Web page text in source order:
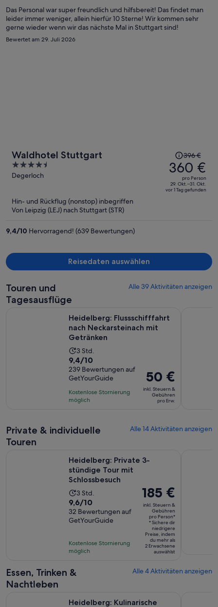
Person
Das Personal war super freundlich und hilfsbereit! Das findet man
leider immer weniger, allein hierfür 10 Sterne! Wir kommen sehr
gerne wieder wenn wir das nächste Mal in Stuttgart sind!
Bewertet am 29. Juli 2026
Waldhotel Stuttgart
4.5
out
5
Degerloch
Der
Preis
betrug
396 €,
jetzt
396 €
360 €
pro Person
29. Okt.–31. Okt.
vor 1 Tag gefunden
Hin- und Rückflug (nonstop) inbegriffen
Von Leipzig (LEJ) nach Stuttgart (STR)
9,4/10 Hervorragend! (639 Bewertungen)
Reisedaten auswählen
Touren und
Tagesausflüge
Alle 39 Aktivitäten anzeigen
Heidelberg: Flussschifffahrt
nach Neckarsteinach mit
Getränken
Die
Aktivität
dauert
3
Stunden
3 Std.
9.4
von
10,
basierend
auf
9,4/10
239 Bewertungen auf
GetYourGuide
Kostenlose Stornierung
möglich
Der
Preis
beträgt
50 €
Erw.
50 €
inkl. Steuern &
Gebühren
pro Erw.
Private & individuelle
Touren
Alle 14 Aktivitäten anzeigen
Heidelberg: Private 3-
stündige Tour mit
Schlossbesuch
Die
Aktivität
dauert
3
3 Std.
9.6
von
10,
auf
32
9,6/10
32 Bewertungen auf
GetYourGuide
Kostenlose Stornierung
möglich
Der
Preis
beträgt
185 €
pro
Person*
185 €
inkl. Steuern &
Gebühren
pro Person*
* Sichere dir
niedrigere
Preise, indem
du mehr als
2 Erwachsene
auswählst
Essen, Trinken &
Nachtleben
Alle 4 Aktivitäten anzeigen
Heidelberg: Kulinarische